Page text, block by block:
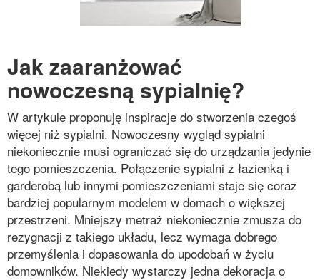
Jak zaaranżować
nowoczesną sypialnię?
W artykule proponuję inspiracje do stworzenia czegoś
więcej niż sypialni. Nowoczesny wygląd sypialni
niekoniecznie musi ograniczać się do urządzania jedynie
tego pomieszczenia. Połączenie sypialni z łazienką i
garderobą lub innymi pomieszczeniami staje się coraz
bardziej popularnym modelem w domach o większej
przestrzeni. Mniejszy metraż niekoniecznie zmusza do
rezygnacji z takiego układu, lecz wymaga dobrego
przemyślenia i dopasowania do upodobań w życiu
domowników. Niekiedy wystarczy jedna dekoracja o